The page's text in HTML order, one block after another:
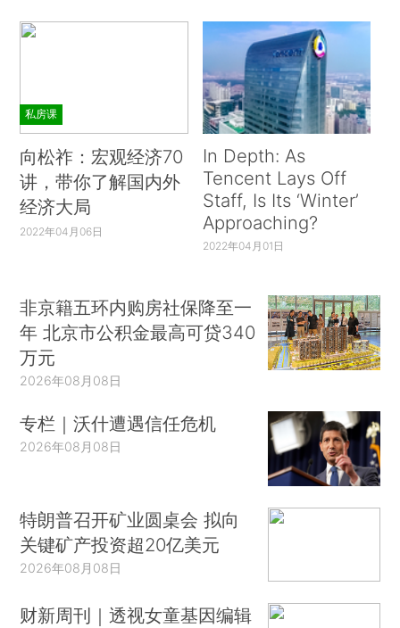
私房课
向松祚：宏观经济70
讲，带你了解国内外
经济大局
2022年04月06日
In Depth: As
Tencent Lays Off
Staff, Is Its ‘Winter’
Approaching?
2022年04月01日
非京籍五环内购房社保降至一
年 北京市公积金最高可贷340
万元
2026年08月08日
专栏｜沃什遭遇信任危机
2026年08月08日
特朗普召开矿业圆桌会 拟向
关键矿产投资超20亿美元
2026年08月08日
财新周刊｜透视女童基因编辑